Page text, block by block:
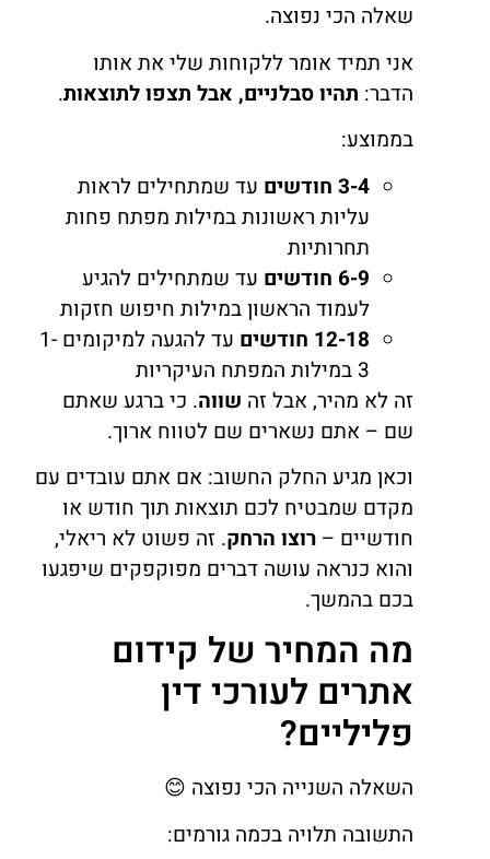
שאלה הכי נפוצה.
אני תמיד אומר ללקוחות שלי את אותו
הדבר: תהיו סבלניים, אבל תצפו לתוצאות.
בממוצע:
3-4 חודשים
עד שמתחילים לראות
עליות ראשונות במילות מפתח פחות
תחרותיות
6-9 חודשים
עד שמתחילים להגיע
לעמוד הראשון במילות חיפוש חזקות
12-18 חודשים
עד להגעה למיקומים 1-
3 במילות המפתח העיקריות
זה לא מהיר, אבל זה שווה. כי ברגע שאתם
שם – אתם נשארים שם לטווח ארוך.
וכאן מגיע החלק החשוב: אם אתם עובדים עם
מקדם שמבטיח לכם תוצאות תוך חודש או
חודשיים – רוצו הרחק. זה פשוט לא ריאלי,
והוא כנראה עושה דברים מפוקפקים שיפגעו
בכם בהמשך.
מה המחיר של קידום
אתרים לעורכי דין
פליליים?
השאלה השנייה הכי נפוצה 😊
התשובה תלויה בכמה גורמים: